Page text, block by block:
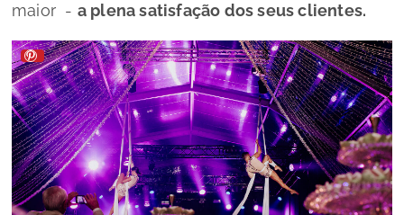
maior - a plena satisfação dos seus clientes.